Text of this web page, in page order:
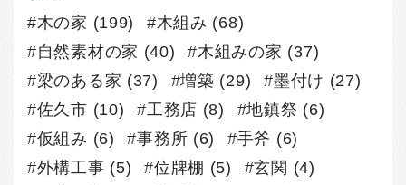
木の家 (199) 木組み (68)
自然素材の家 (40) 木組みの家 (37)
梁のある家 (37) 増築 (29) 墨付け (27)
佐久市 (10) 工務店 (8) 地鎮祭 (6)
仮組み (6) 事務所 (6) 手斧 (6)
外構工事 (5) 位牌棚 (5) 玄関 (4)